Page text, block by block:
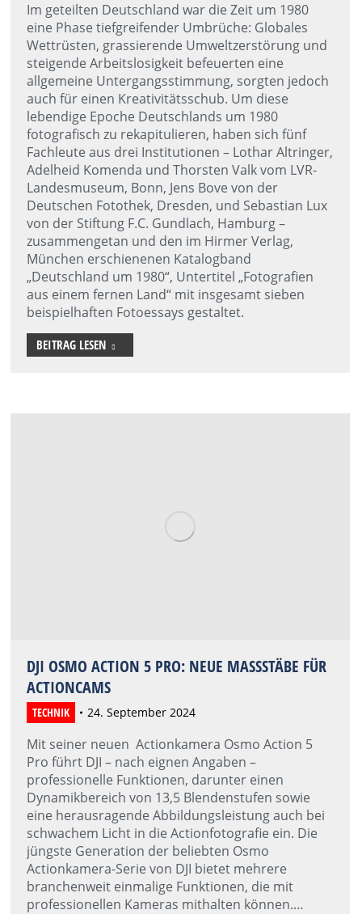
Im geteilten Deutschland war die Zeit um 1980
eine Phase tiefgreifender Umbrüche: Globales
Wettrüsten, grassierende Umweltzerstörung und
steigende Arbeitslosigkeit befeuerten eine
allgemeine Untergangsstimmung, sorgten jedoch
auch für einen Kreativitätsschub. Um diese
lebendige Epoche Deutschlands um 1980
fotografisch zu rekapitulieren, haben sich fünf
Fachleute aus drei Institutionen – Lothar Altringer,
Adelheid Komenda und Thorsten Valk vom LVR-
Landesmuseum, Bonn, Jens Bove von der
Deutschen Fotothek, Dresden, und Sebastian Lux
von der Stiftung F.C. Gundlach, Hamburg –
zusammengetan und den im Hirmer Verlag,
München erschienenen Katalogband
„Deutschland um 1980“, Untertitel „Fotografien
aus einem fernen Land“ mit insgesamt sieben
beispielhaften Fotoessays gestaltet.
BEITRAG LESEN
DJI OSMO ACTION 5 PRO: NEUE MASSSTÄBE FÜR A
CTIONCAMS
TECHNIK 24. September 2024
Mit seiner neuen Actionkamera Osmo Action 5
Pro führt DJI – nach eignen Angaben –
professionelle Funktionen, darunter einen
Dynamikbereich von 13,5 Blendenstufen sowie
eine herausragende Abbildungsleistung auch bei
schwachem Licht in die Actionfotografie ein. Die
jüngste Generation der beliebten Osmo
Actionkamera-Serie von DJI bietet mehrere
branchenweit einmalige Funktionen, die mit
professionellen Kameras mithalten können.…